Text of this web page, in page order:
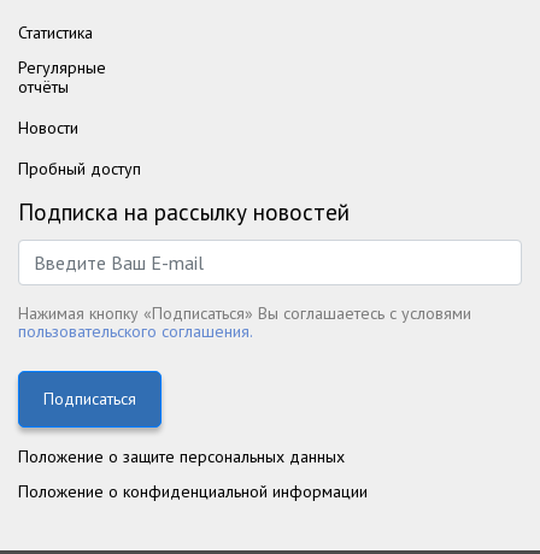
Статистика
Регулярные
отчёты
Новости
Пробный доступ
Подписка на рассылку новостей
Нажимая кнопку «Подписаться» Вы соглашаетесь с условями
пользовательского соглашения.
Подписаться
Положение о защите персональных данных
Положение о конфиденциальной информации